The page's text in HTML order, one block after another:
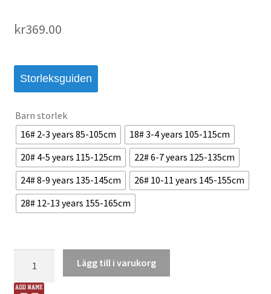
kr369.00
Storleksguiden
Barn storlek
16# 2-3 years 85-105cm
18# 3-4 years 105-115cm
20# 4-5 years 115-125cm
22# 6-7 years 125-135cm
24# 8-9 years 135-145cm
26# 10-11 years 145-155cm
28# 12-13 years 155-165cm
Billiga
Barn
Lägg till i varukorg